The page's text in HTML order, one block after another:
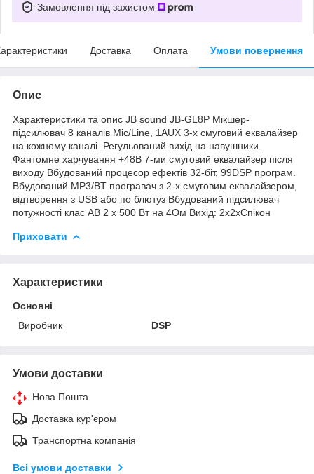
Замовлення під захистом
Доставка Оплата Умови повернення
Опис
Характеристики та опис JB sound JB-GL8P Мікшер-
підсилювач 8 каналів Mic/Line, 1AUX 3-х смуговий еквалайзер
на кожному каналі. Регульований вихід на навушники.
Фантомне харчування +48В 7-ми смуговий еквалайзер після
виходу Вбудований процесор ефектів 32-біт, 99DSP програм.
Вбудований MP3/BT програвач з 2-х смуговим еквалайзером,
відтворення з USB або по блютуз Вбудований підсилювач
потужності клас АВ 2 х 500 Вт на 4Ом Вихід: 2х2хСпікон
Приховати
Характеристики
Основні
Виробник
DSP
Умови доставки
Нова Пошта
Доставка кур'єром
Транспортна компанія
Всі умови доставки